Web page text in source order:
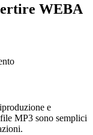
WEBA
e
MP3 sono semplici